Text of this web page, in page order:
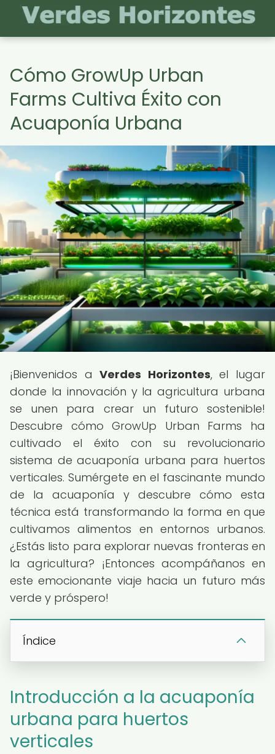
Cómo GrowUp Urban
Farms Cultiva Éxito con
Acuaponía Urbana
¡Bienvenidos aVerdes Horizontes, el lugar
donde la innovación y la agricultura urbana
se unen para crear un futuro sostenible!
Descubre cómo GrowUp Urban Farms ha
cultivado el éxito con su revolucionario
sistema de acuaponía urbana para huertos
verticales. Sumérgete en el fascinante mundo
de la acuaponía y descubre cómo esta
técnica está transformando la forma en que
cultivamos alimentos en entornos urbanos.
¿Estás listo para explorar nuevas fronteras en
la agricultura? ¡Entonces acompáñanos en
este emocionante viaje hacia un futuro más
verde y próspero!
Índice
Introducción a la acuaponía
urbana para huertos
verticales